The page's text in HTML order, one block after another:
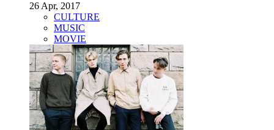
26 Apr, 2017
CULTURE
MUSIC
MOVIE